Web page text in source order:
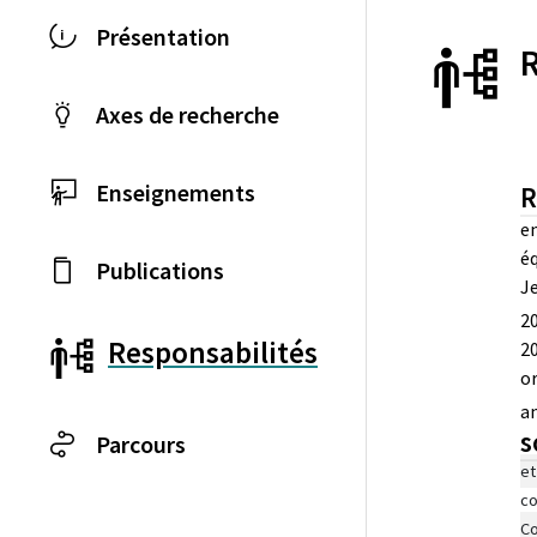
Présentation
Axes de recherche
Enseignements
Publications
Responsabilités
Parcours